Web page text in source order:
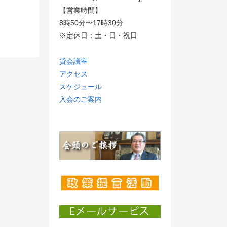
【営業時間】
8時50分〜17時30分
※定休日：土・日・祝日
貸会議室
アクセス
スケジュール
入会のご案内